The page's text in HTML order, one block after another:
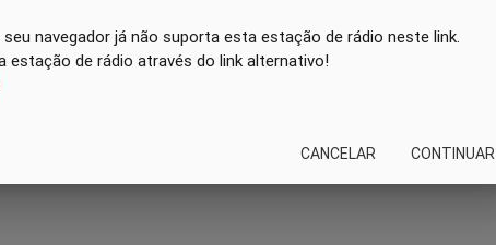
navegador já não suporta esta estação de rádio neste link.
estação de rádio através do link alternativo!
CANCELAR CONTINUAR